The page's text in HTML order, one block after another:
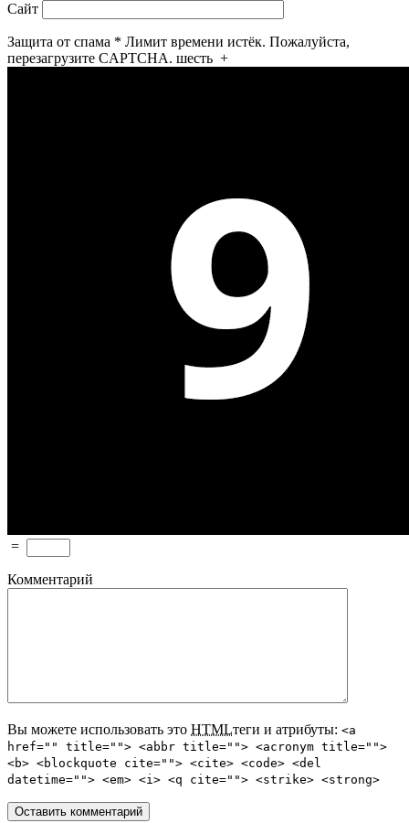
Сайт
Защита от спама * Лимит времени истёк. Пожалуйста,
перезагрузите CAPTCHA. шесть +
=
Комментарий
Вы можете использовать это HTMLтеги и атрибуты: <a
href="" title=""> <abbr title=""> <acronym title="">
<b> <blockquote cite=""> <cite> <code> <del
datetime=""> <em> <i> <q cite=""> <strike> <strong>